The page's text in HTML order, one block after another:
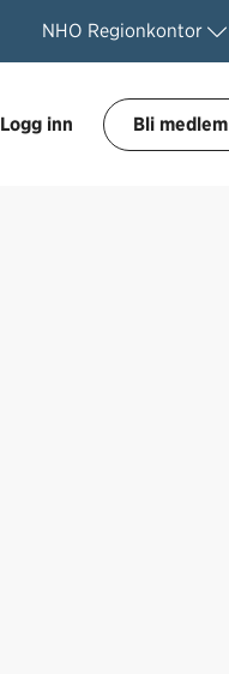
NHO Regionkontor
Logg inn Bli medlem